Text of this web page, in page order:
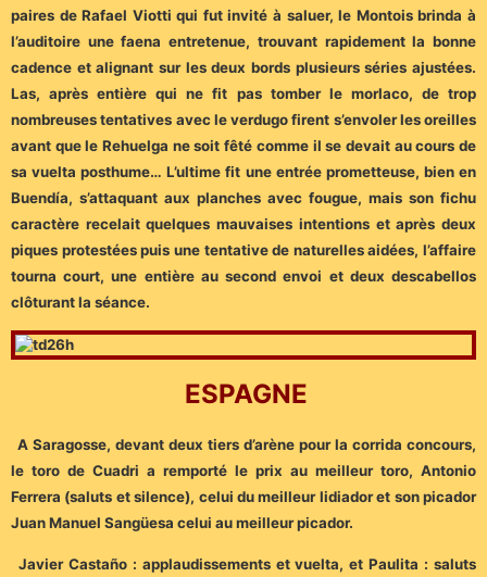
paires de Rafael Viotti qui fut invité à saluer, le Montois brinda à
l’auditoire une faena entretenue, trouvant rapidement la bonne
cadence et alignant sur les deux bords plusieurs séries ajustées.
Las, après entière qui ne fit pas tomber le morlaco, de trop
nombreuses tentatives avec le verdugo firent s’envoler les oreilles
avant que le Rehuelga ne soit fêté comme il se devait au cours de
sa vuelta posthume… L’ultime fit une entrée prometteuse, bien en
Buendía, s’attaquant aux planches avec fougue, mais son fichu
caractère recelait quelques mauvaises intentions et après deux
piques protestées puis une tentative de naturelles aidées, l’affaire
tourna court, une entière au second envoi et deux descabellos
clôturant la séance.
ESPAGNE
A Saragosse, devant deux tiers d’arène pour la corrida concours,
le toro de Cuadri a remporté le prix au meilleur toro, Antonio
Ferrera (saluts et silence), celui du meilleur lidiador et son picador
Juan Manuel Sangüesa celui au meilleur picador.
Javier Castaño : applaudissements et vuelta, et Paulita : saluts